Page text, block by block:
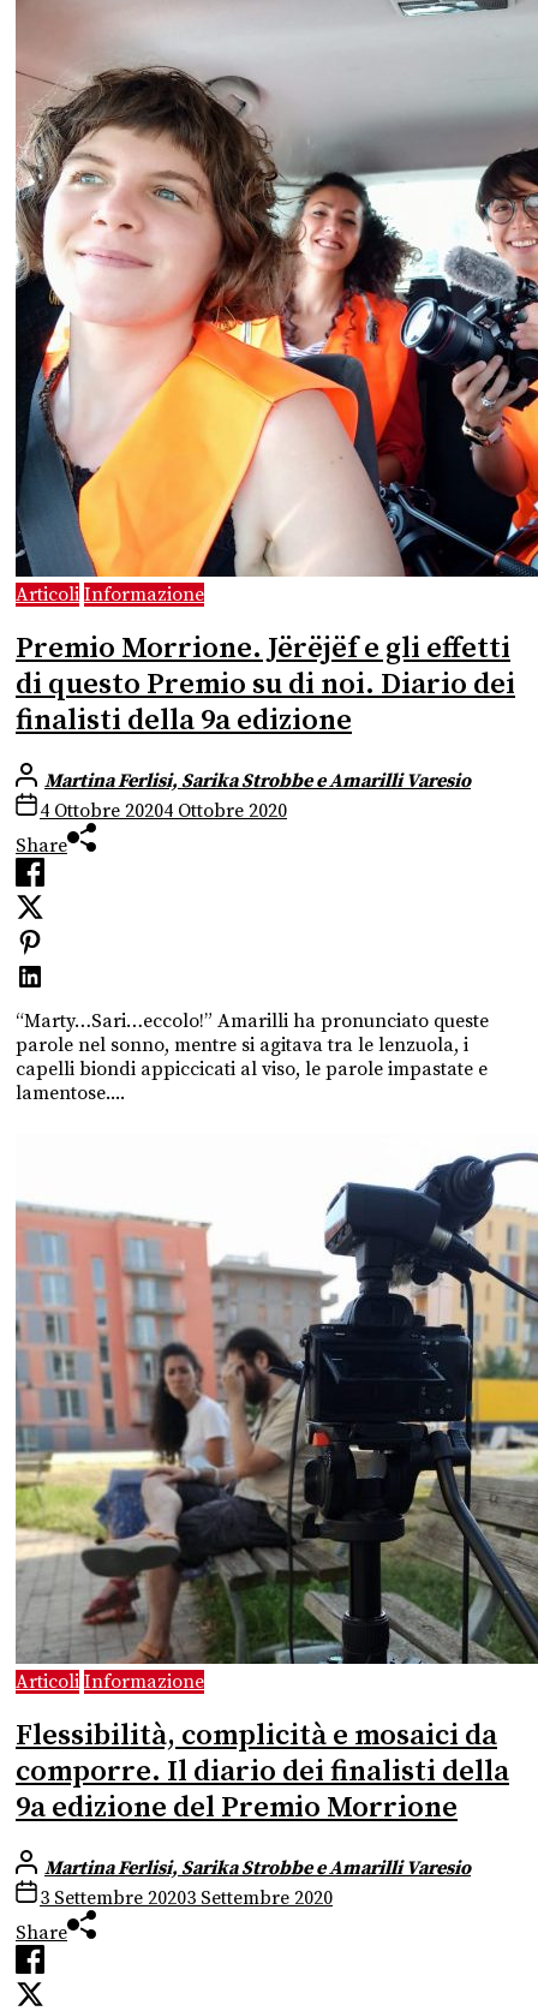
Articoli Informazione
Premio Morrione. Jërëjëf e gli effetti
di questo Premio su di noi. Diario dei
finalisti della 9a edizione
Martina Ferlisi, Sarika Strobbe e Amarilli Varesio
4 Ottobre 20204 Ottobre 2020
Share
“Marty…Sari…eccolo!” Amarilli ha pronunciato queste
parole nel sonno, mentre si agitava tra le lenzuola, i
capelli biondi appiccicati al viso, le parole impastate e
lamentose....
Articoli Informazione
Flessibilità, complicità e mosaici da
comporre. Il diario dei finalisti della
9a edizione del Premio Morrione
Martina Ferlisi, Sarika Strobbe e Amarilli Varesio
3 Settembre 20203 Settembre 2020
Share